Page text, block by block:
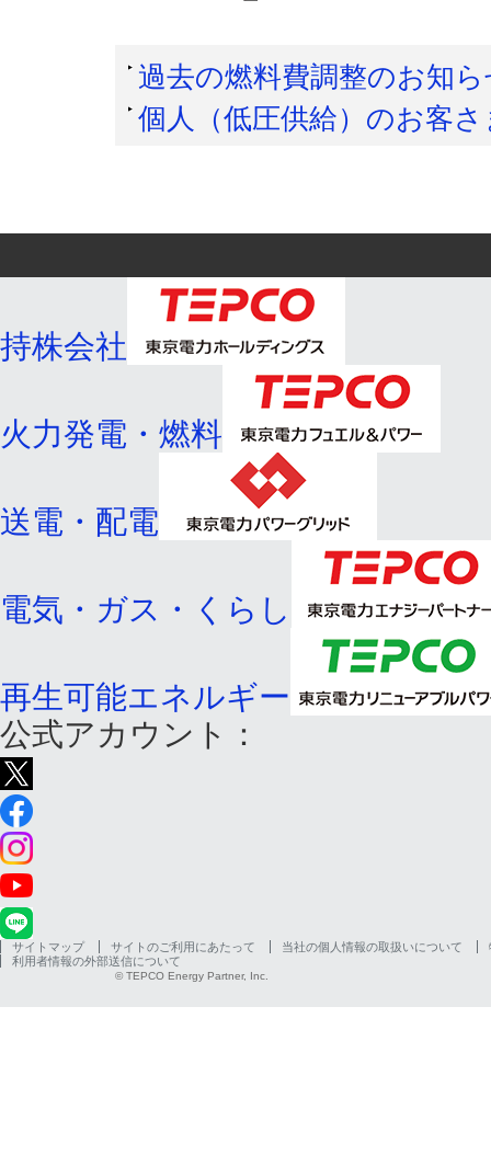
過去の燃料費調整のお知
個人（低圧供給）のお客
持株会社
火力発電・燃料
送電・配電
電気・ガス・くらし
再生可能エネルギー
公式アカウント：
サイトマップ サイトのご利用にあたって 当社の個人情報の取扱いについて
利用者情報の外部送信について
© TEPCO Energy Partner, Inc.